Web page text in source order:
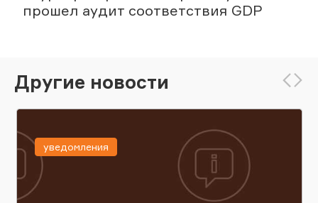
прошел аудит соответствия GDP
Другие новости
уведомления